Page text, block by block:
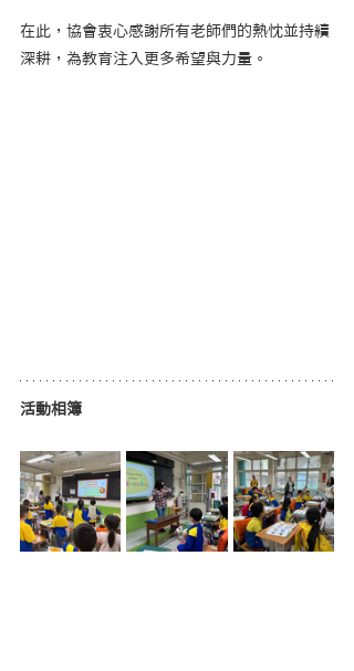
在此，協會衷心感謝所有老師們的熱忱並持續
深耕，為教育注入更多希望與力量。
活動相簿